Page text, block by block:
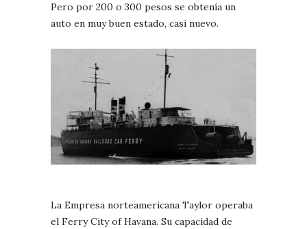
Pero por 200 o 300 pesos se obtenía un
auto en muy buen estado, casi nuevo.
La Empresa norteamericana Taylor operaba
el Ferry City of Havana. Su capacidad de